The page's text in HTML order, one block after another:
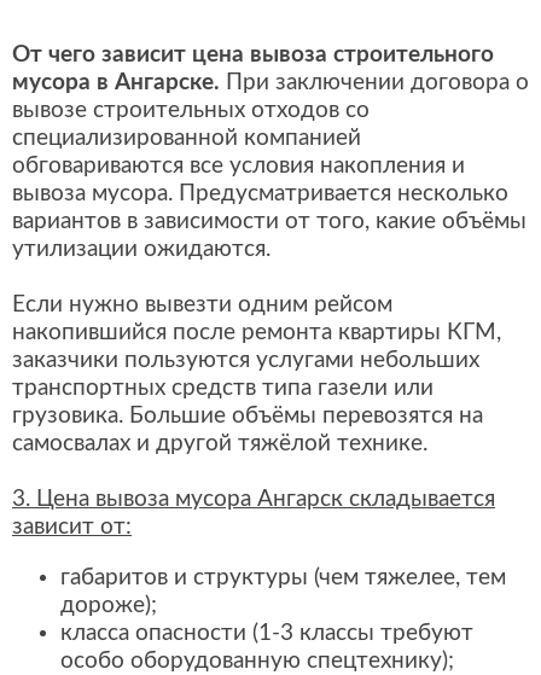
От чего зависит цена вывоза строительного
мусора в Ангарске. При заключении договора о
вывозе строительных отходов со
специализированной компанией
обговариваются все условия накопления и
вывоза мусора. Предусматривается несколько
вариантов в зависимости от того, какие объёмы
утилизации ожидаются.
Если нужно вывезти одним рейсом
накопившийся после ремонта квартиры КГМ,
заказчики пользуются услугами небольших
транспортных средств типа газели или
грузовика. Большие объёмы перевозятся на
самосвалах и другой тяжёлой технике.
3. Цена вывоза мусора Ангарск складывается
зависит от:
габаритов и структуры (чем тяжелее, тем
дороже);
класса опасности (1-3 классы требуют
особо оборудованную спецтехнику);